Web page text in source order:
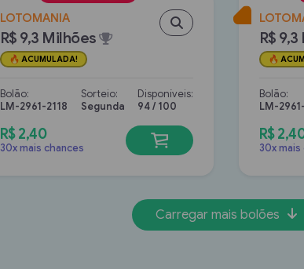
LOTOMANIA
R$ 9,3 Milhões
ACUMULADA!
Bolão:
LM-2961-2118
Sorteio:
Segunda
Disponíveis:
94 / 100
R$ 2,40
30x mais chances
R$
Bolão:
LM-
R$
30x
Carregar mais bolões